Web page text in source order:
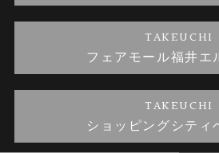
TAKEUCHI
フェアモール福井エ
TAKEUCHI
ショッピングシティ